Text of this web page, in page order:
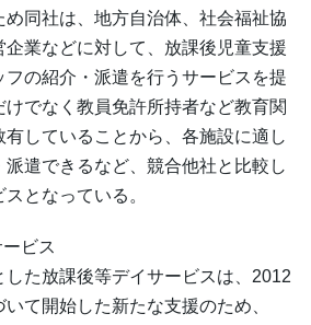
同社は、地方自治体、社会福祉協
業などに対して、放課後児童支援
フの紹介・派遣を行うサービスを提
でなく教員免許所持者など教育関
していることから、各施設に適し
遣できるなど、競合他社と比較し
となっている。
ビス
した放課後等デイサービスは、2012
て開始した新たな支援のため、